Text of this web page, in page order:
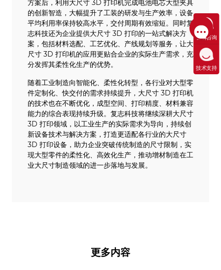
方案后，利用大尺寸 3D 打印机完成电池电芯大型夹具
的创新智造，大幅提升了工装的研发与生产效率，设备
平均利用率保持较高水平，交付周期有效缩短。同时复
志科技还为企业提供大尺寸 3D 打印的一站式解决方
案，包括材料选配、工艺优化、产线规划等服务，让大
尺寸 3D 打印机的应用更贴合企业的实际生产需求，充
分发挥其柔性化生产的优势。
随着工业制造向智能化、柔性化转型，各行业对大型零
件定制化、快交付的需求持续提升，大尺寸 3D 打印机
的技术也在不断优化，成型空间、打印精度、材料兼容
能力的综合表现持续升级。复志科技将继续深耕大尺寸
3D 打印领域，以工业生产的实际需求为导向，持续创
新设备技术与解决方案，打造更适配各行业的大尺寸
3D 打印设备，助力企业突破传统制造的尺寸限制，实
现大型零件的柔性化、高效化生产，推动增材制造在工
业大尺寸制造领域的进一步落地与发展。
更多内容
售前咨询
技术支持